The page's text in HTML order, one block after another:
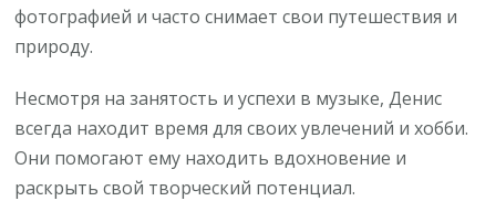
фотографией и часто снимает свои путешествия и
природу.
Несмотря на занятость и успехи в музыке, Денис
всегда находит время для своих увлечений и хобби.
Они помогают ему находить вдохновение и
раскрыть свой творческий потенциал.